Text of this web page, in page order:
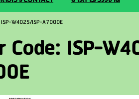
W4025/ISP-A7000E
Code: ISP-